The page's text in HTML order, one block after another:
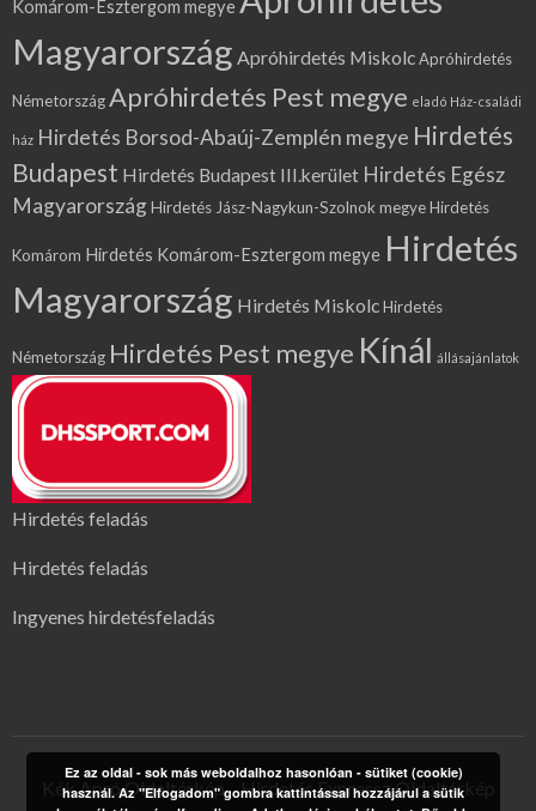
Komárom-Esztergom megye
Magyarország Apróhirdetés MiskolcApróhirdetés
NémetországApróhirdetés Pest megye eladó Ház-családi
ház Hirdetés Borsod-Abaúj-Zemplén megye Hirdetés
Budapest Hirdetés Budapest III.kerület Hirdetés Egész
MagyarországHirdetés Jász-Nagykun-Szolnok megyeHirdetés
Komárom Hirdetés Komárom-Esztergom megye Hirdetés
Magyarország Hirdetés MiskolcHirdetés
Németország Hirdetés Pest megye Kínál állásajánlatok
Hirdetés feladás
Hirdetés feladás
Ingyenes hirdetésfeladás
Kék Apró Oldaltérkép Hirdetés Expressz Oldaltérkép
Ez az oldal - sok más weboldalhoz hasonlóan - sütiket (cookie)
használ. Az "Elfogadom" gombra kattintással hozzájárul a sütik